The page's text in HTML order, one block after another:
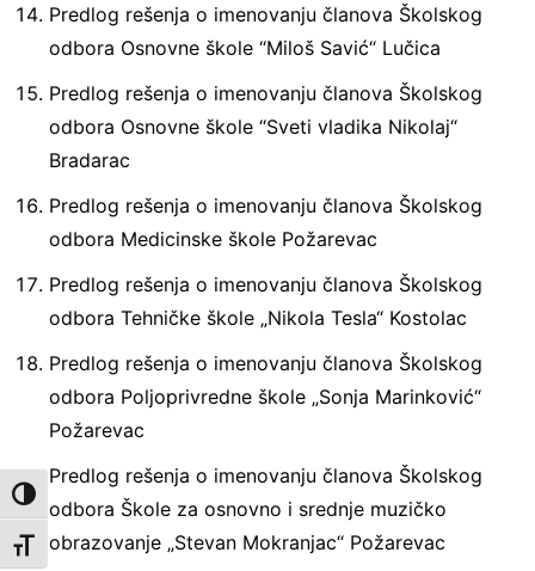
Toggle High Contrast
Toggle Font size
Predlog rešenja o imenovanju članova Školskog
odbora Osnovne škole “Miloš Savić“ Lučica
Predlog rešenja o imenovanju članova Školskog
odbora Osnovne škole “Sveti vladika Nikolaj“
Bradarac
Predlog rešenja o imenovanju članova Školskog
odbora Medicinske škole Požarevac
Predlog rešenja o imenovanju članova Školskog
odbora Tehničke škole „Nikola Tesla“ Kostolac
Predlog rešenja o imenovanju članova Školskog
odbora Poljoprivredne škole „Sonja Marinković“
Požarevac
Predlog rešenja o imenovanju članova Školskog
odbora Škole za osnovno i srednje muzičko
obrazovanje „Stevan Mokranjac“ Požarevac